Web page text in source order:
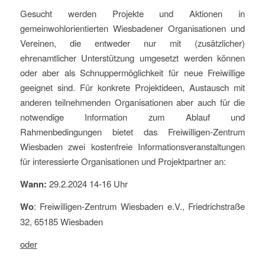
Gesucht werden Projekte und Aktionen in
gemeinwohlorientierten Wiesbadener Organisationen und
Vereinen, die entweder nur mit (zusätzlicher)
ehrenamtlicher Unterstützung umgesetzt werden können
oder aber als Schnuppermöglichkeit für neue Freiwillige
geeignet sind. Für konkrete Projektideen, Austausch mit
anderen teilnehmenden Organisationen aber auch für die
notwendige Information zum Ablauf und
Rahmenbedingungen bietet das Freiwilligen-Zentrum
Wiesbaden zwei kostenfreie Informationsveranstaltungen
für interessierte Organisationen und Projektpartner an:
Wann: 29.2.2024 14-16 Uhr
Wo: Freiwilligen-Zentrum Wiesbaden e.V., Friedrichstraße
32, 65185 Wiesbaden
oder